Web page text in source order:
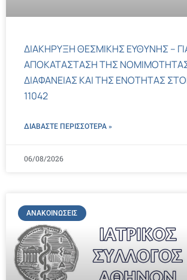
ΔΙΑΚΗΡΥΞΗ ΘΕΣΜΙΚΗΣ ΕΥΘΥΝΗΣ –
ΑΠΟΚΑΤΑΣΤΑΣΗ ΤΗΣ
ΔΙΑΦΑΝΕΙΑΣ ΚΑΙ ΤΗΣ ΕΝΟΤΗΤΑΣ
11042
ΔΙΑΒΑΣΤΕ ΠΕΡΙΣΣΌΤΕΡΑ »
06/08/2026
ΑΝΑΚΟΙΝΏΣΕΙΣ